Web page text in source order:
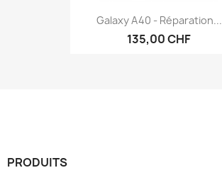
Galaxy A40 - Réparation...
135,00 CHF
PRODUITS